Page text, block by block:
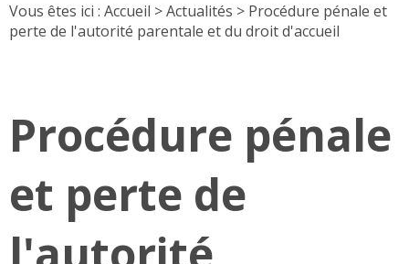
Vous êtes ici : Accueil >Actualités > Procédure pénale et
perte de l'autorité parentale et du droit d'accueil
Procédure pénale
et perte de